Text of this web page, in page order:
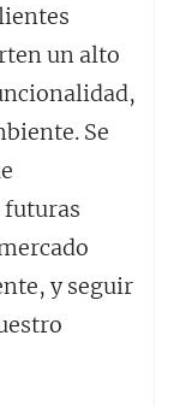
un alto
Se
futuras
y seguir